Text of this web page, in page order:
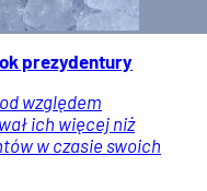
prezydentury
względem
ich więcej niż
w czasie swoich